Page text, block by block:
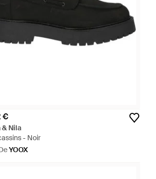
€
& Nila
- Noir
YOOX